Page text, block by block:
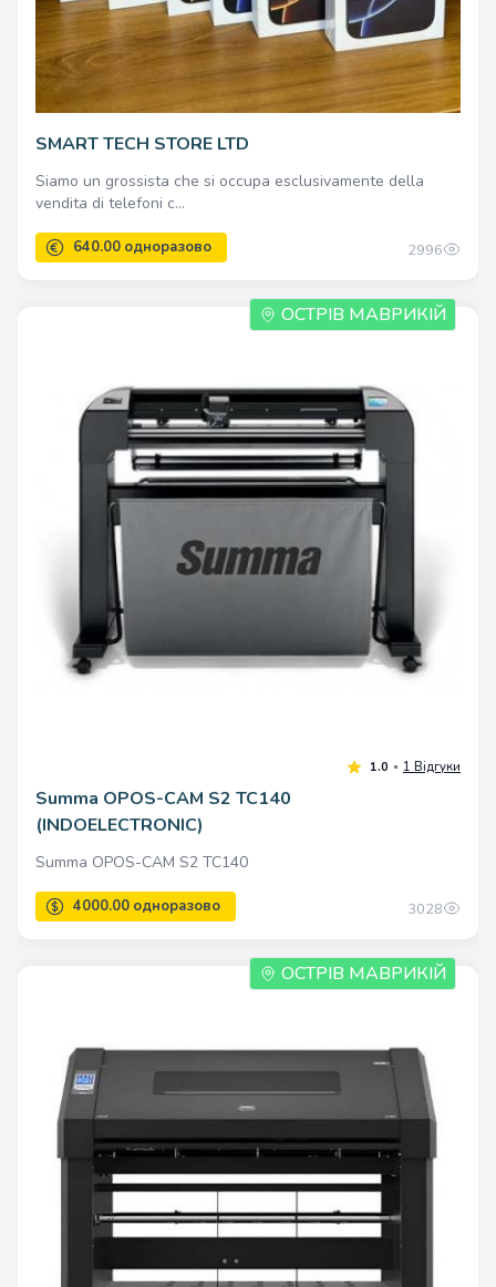
440.00 одноразово
SMART TECH STORE LTD
Siamo un grossista che si occupa esclusivamente della
vendita di telefoni c...
2996
ОСТРІВ МАВРИКІЙ
Summa OPOS-CAM S2 TC140
(INDOELECTRONIC)
Summa OPOS-CAM S2 TC140
3028
ОСТРІВ МАВРИКІЙ